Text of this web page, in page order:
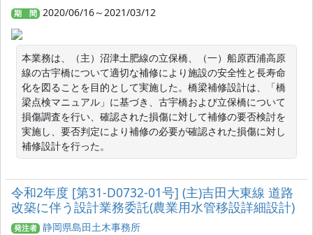
期 間 2020/06/16～2021/03/12
本業務は、（主）沼津土肥線の立保橋、（一）船原西浦高原
線の古宇橋について適切な補修により施設の安全性と長寿命
化を図ることを目的として実施した。橋梁補修設計は、「橋
梁点検マニュアル」に基づき、古宇橋および立保橋について
損傷調査を行い、確認された損傷に対して補修の要否検討を
実施し、要否判定により補修の必要が確認された損傷に対し
補修設計を行った。
令和2年度 [第31-D0732-01号] (主)吉田大東線 道路
改築に伴う設計業務委託(農業用水管移設詳細設計)
発注者 静岡県島田土木事務所